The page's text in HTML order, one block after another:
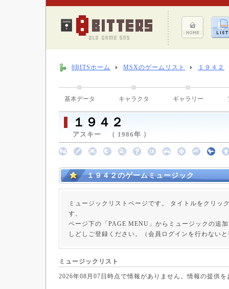
8BITSホーム MSXのゲームリスト １９４２
基本データ キャラクタ ギャラリー
１９４２
アスキー （ 1986年 ）
１９４２のゲームミュージック
ミュージックリストページです。 タイトルをクリッ
す。
ページ下の「PAGE MENU」からミュージックの追
しどしご登録ください。（会員ログインを行わない
ミュージックリスト
2026年08月07日時点で情報がありません。情報の提供